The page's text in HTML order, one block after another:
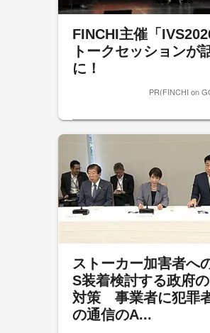
FINCHI主催「
トークセッションが
に！
PR(FINCHI on
ストーカー加害者へ
S装着検討する政府
対策 事業者に犯罪
の通信のA...